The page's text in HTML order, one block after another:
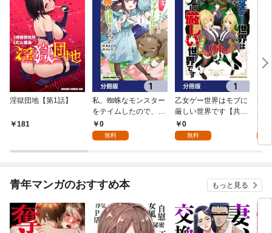
淫獄団地【第1話】
181
私、蜘蛛なモンスター
をテイムしたので、ス
パイダーシルクで裁縫
を頑張ります！【分冊
0
無料
乙女ゲー世界はモブに
厳しい世界です【共和
国編】【分冊版】 1
0
無料
乙
青年マンガのおすすめ本 もっと見る